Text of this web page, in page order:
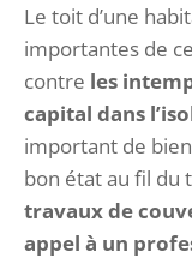
Le toit d’une
importantes de
contre les
capital dans
important de
bon état au fil du
travaux de
appel à un